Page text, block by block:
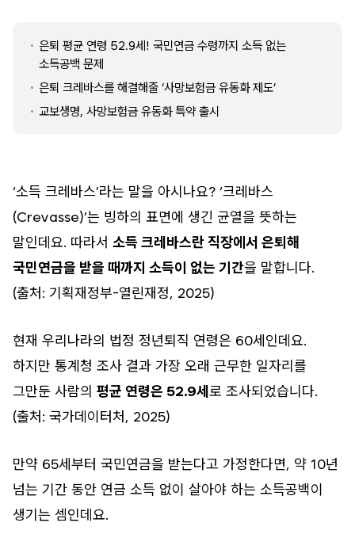
은퇴 평균 연령 52.9세! 국민연금 수령까지 소득 없는
소득공백 문제
은퇴 크레바스를 해결해줄 ‘사망보험금 유동화 제도’
교보생명, 사망보험금 유동화 특약 출시
‘소득 크레바스’라는 말을 아시나요? ‘크레바스
(Crevasse)’는 빙하의 표면에 생긴 균열을 뜻하는
말인데요. 따라서 소득 크레바스란 직장에서 은퇴해
국민연금을 받을 때까지 소득이 없는 기간을 말합니다.
(출처: 기획재정부-열린재정, 2025)
현재 우리나라의 법정 정년퇴직 연령은 60세인데요.
하지만 통계청 조사 결과 가장 오래 근무한 일자리를
그만둔 사람의 평균 연령은 52.9세 로 조사되었습니다.
(출처: 국가데이터처, 2025)
만약 65세부터 국민연금을 받는다고 가정한다면, 약 10년
넘는 기간 동안 연금 소득 없이 살아야 하는 소득공백이
생기는 셈인데요.